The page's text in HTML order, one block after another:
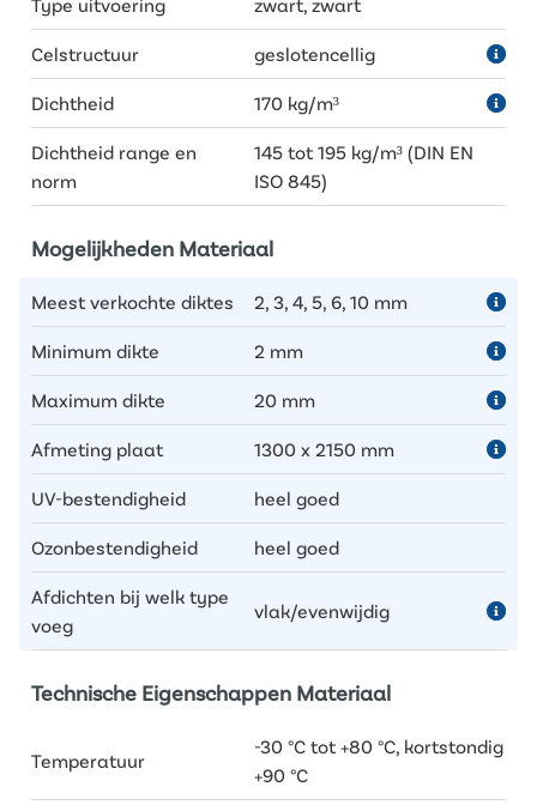
Celstructuur geslotencellig
Dichtheid 170 kg/m³
Dichtheid range en
norm
145 tot 195 kg/m³ (DIN EN
ISO 845)
Mogelijkheden Materiaal
Meest verkochte diktes 2, 3, 4, 5, 6, 10 mm
Minimum dikte 2 mm
Maximum dikte 20 mm
Afmeting plaat 1300 x 2150 mm
UV-bestendigheid heel goed
Ozonbestendigheid heel goed
Afdichten bij welk type
voeg
vlak/evenwijdig
Technische Eigenschappen Materiaal
Temperatuur
-30 °C tot +80 °C, kortstondig
+90 °C